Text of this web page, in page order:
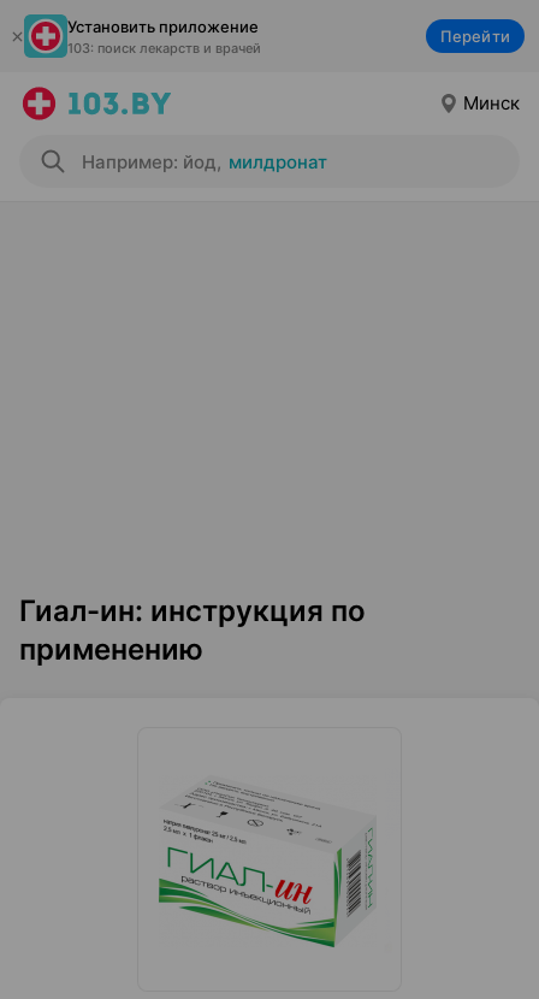
Установить приложение
103: поиск лекарств и врачей
Перейти
Минск
Например: йод, милдронат
Гиал-ин: инструкция по
применению